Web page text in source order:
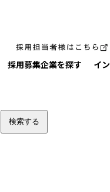
採⽤募集企業を探す イ
検索する